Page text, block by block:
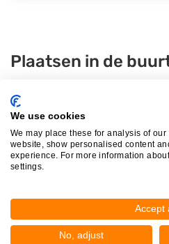
Plaatsen in de
Saaxumhuizen
Rasquert
Eenrum
Mensingeweer
We use cookies
We may place these for analysis of
website, show personalised content
experience. For more information
settings.
Accept
No, adjust